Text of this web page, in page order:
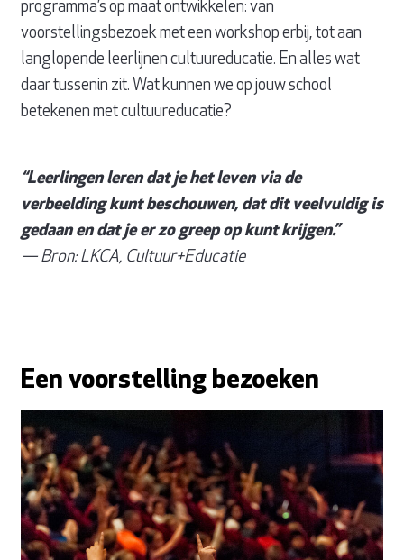
programma’s op maat ontwikkelen: van
voorstellingsbezoek met een workshop erbij, tot aan
langlopende leerlijnen cultuureducatie. En alles wat
daar tussenin zit. Wat kunnen we op jouw school
betekenen met cultuureducatie?
“Leerlingen leren dat je het leven via de
verbeelding kunt beschouwen, dat dit veelvuldig is
gedaan en dat je er zo greep op kunt krijgen.”
— Bron: LKCA, Cultuur+Educatie
Een voorstelling bezoeken